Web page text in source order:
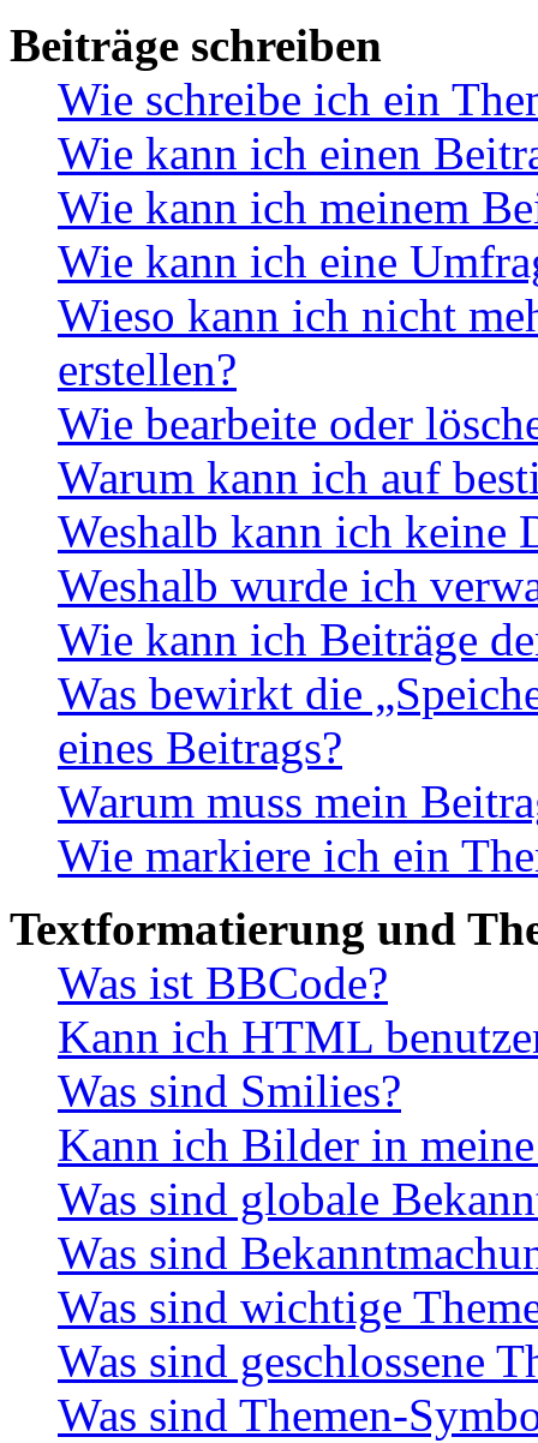
Beiträge schreiben
Wie schreibe ich ein
Wie kann ich einen
Wie kann ich meinem
Wie kann ich eine
Wieso kann ich nicht
erstellen?
Wie bearbeite oder
Warum kann ich auf
Weshalb kann ich keine
Weshalb wurde ich
Wie kann ich Beiträge
Was bewirkt die
eines Beitrags?
Warum muss mein
Wie markiere ich ein
Textformatierung und
Was ist BBCode?
Kann ich HTML
Was sind Smilies?
Kann ich Bilder in
Was sind globale
Was sind
Was sind wichtige
Was sind geschlossene
Was sind Themen-